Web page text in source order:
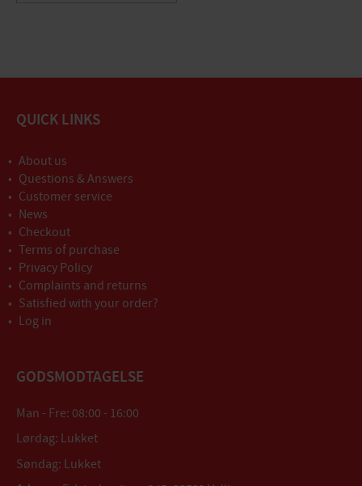
QUICK LINKS
About us
Questions & Answers
Customer service
News
Checkout
Terms of purchase
Privacy Policy
Complaints and returns
Satisfied with your order?
Log in
GODSMODTAGELSE
Man - Fre: 08:00 - 16:00
Lørdag: Lukket
Søndag: Lukket